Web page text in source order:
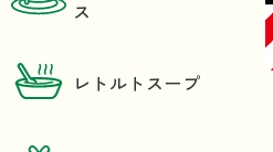
ス
レトルトスープ